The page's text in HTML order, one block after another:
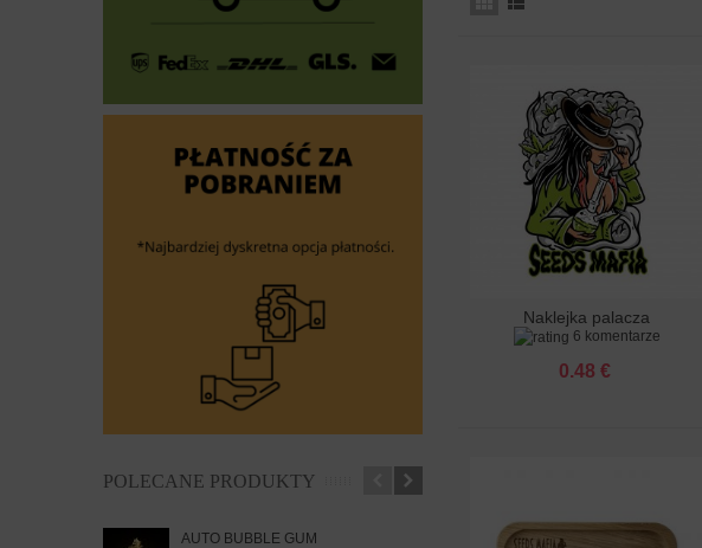
POLECANE PRODUKTY
AUTO BUBBLE GUM
Banana Punch FEMINIZOWANY
Dodaj do koszyka
Naklejka palacza
6 komentarze
0.48 €